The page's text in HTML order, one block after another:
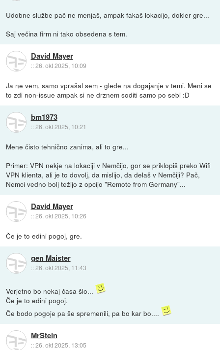
Udobne službe pač ne menjaš, ampak fakaš lokacijo, dokler gre...
Saj večina firm ni tako obsedena s tem.
David Mayer
::26. okt 2025, 10:09
Ja ne vem, samo vprašal sem - glede na dogajanje v temi. Meni se
to zdi non-issue ampak si ne drznem soditi samo po sebi :D
bm1973
::26. okt 2025, 10:21
Mene čisto tehnično zanima, ali to gre...
Primer: VPN nekje na lokaciji v Nemčijo, gor se priklopiš preko Wifi
VPN klienta, ali je to dovolj, da mislijo, da delaš v Nemčiji? Pač,
Nemci vedno bolj težijo z opcijo "Remote from Germany"...
David Mayer
::26. okt 2025, 10:26
Če je to edini pogoj, gre.
gen Maister
::26. okt 2025, 11:43
Verjetno bo nekaj časa šlo...
Če je to edini pogoj.
Če bodo pogoje pa še spremenili, pa bo kar bo....
MrStein
::26. okt 2025, 13:05